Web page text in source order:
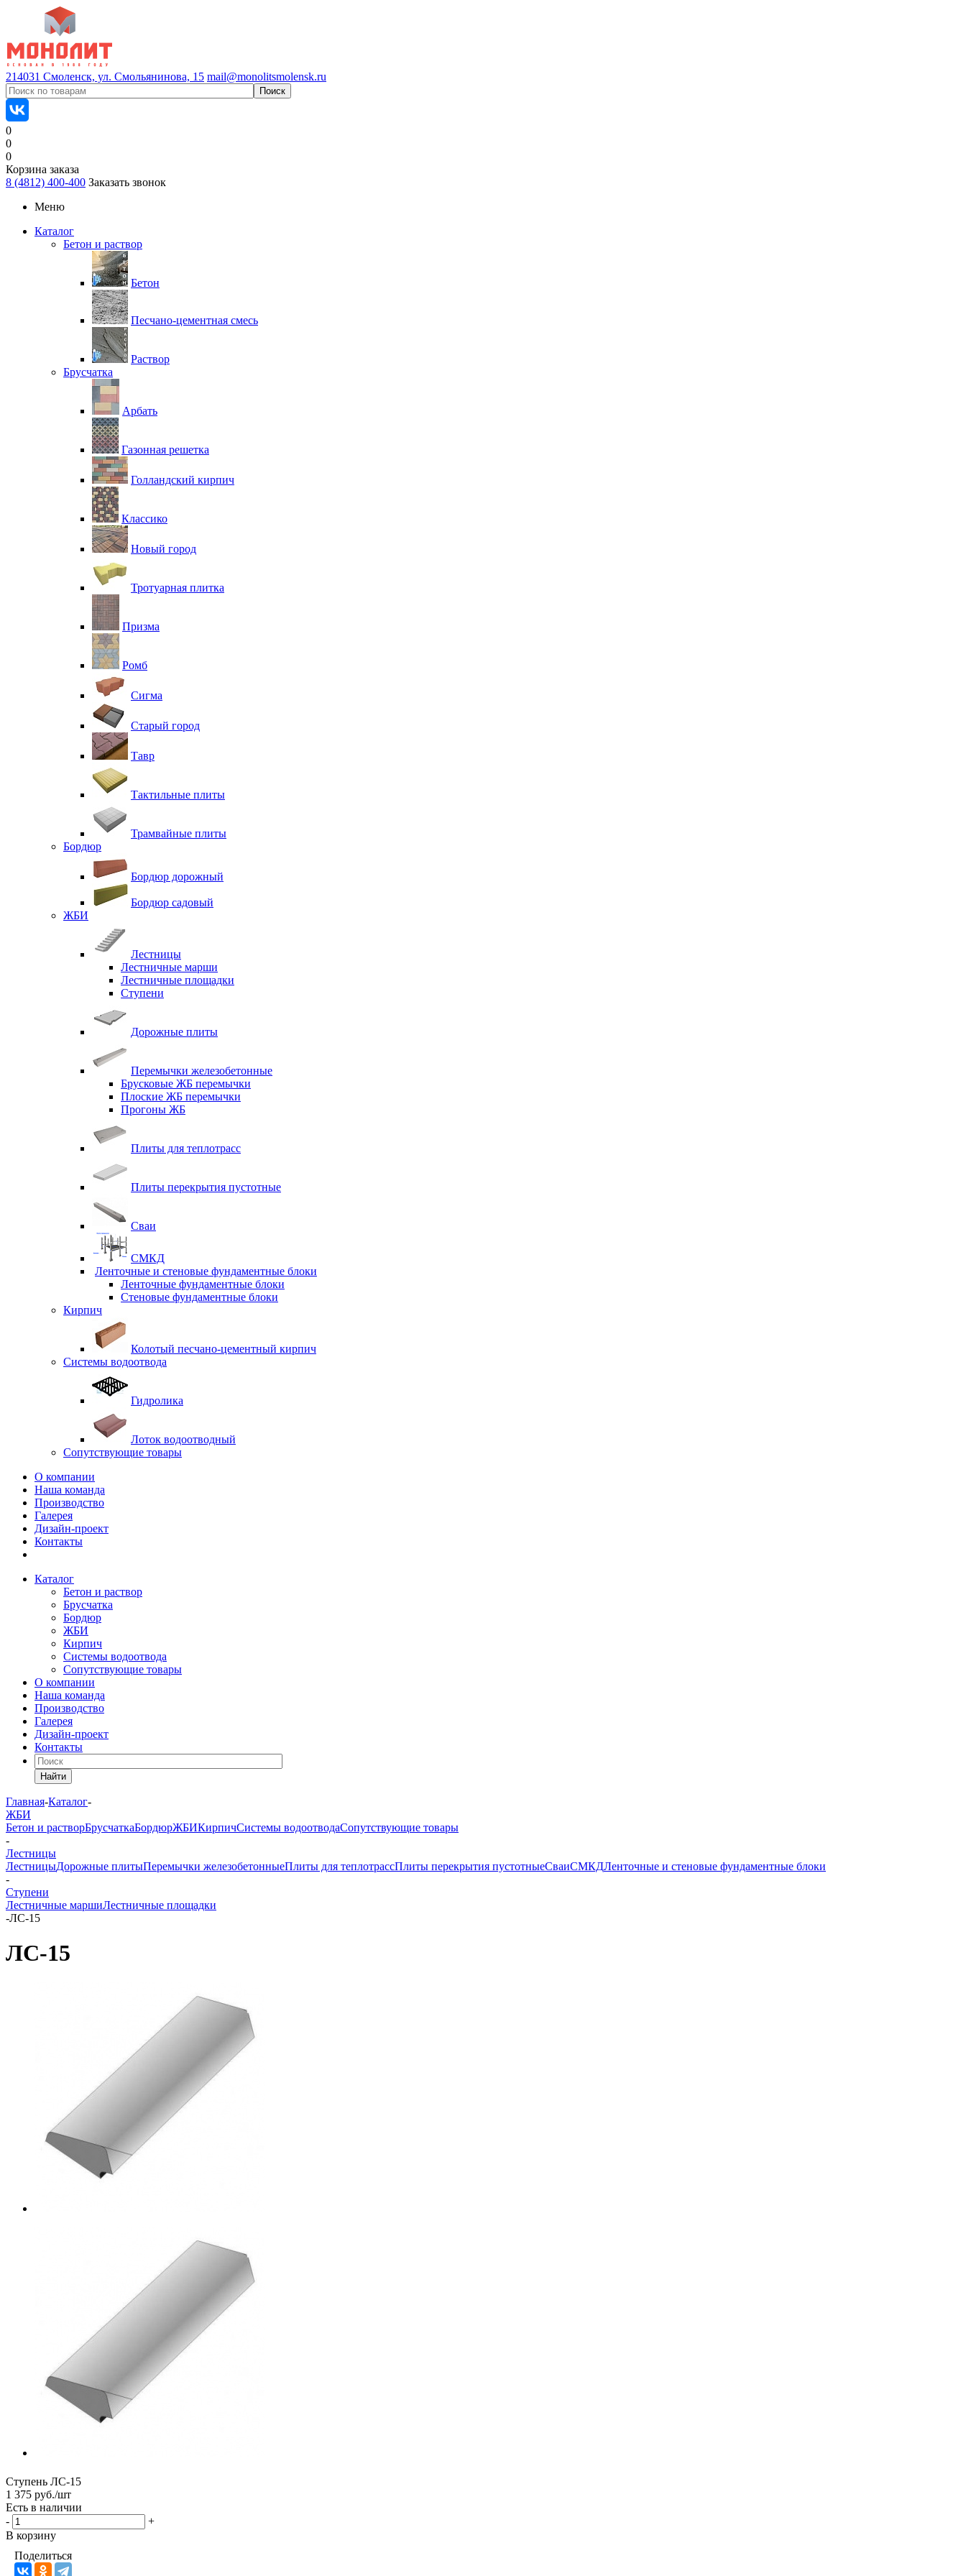
214031 Смоленск, ул. Смольянинова, 15 mail@monolitsmolensk.ru
0
0
0
Корзина заказа
8 (4812) 400-400 Заказать звонок
Меню
Каталог
Бетон и раствор
Бетон
Песчано-цементная смесь
Раствор
Брусчатка
Арбать
Газонная решетка
Голландский кирпич
Классико
Новый город
Тротуарная плитка
Призма
Ромб
Сигма
Старый город
Тавр
Тактильные плиты
Трамвайные плиты
Бордюр
Бордюр дорожный
Бордюр садовый
ЖБИ
Лестницы
Лестничные марши
Лестничные площадки
Ступени
Дорожные плиты
Перемычки железобетонные
Брусковые ЖБ перемычки
Плоские ЖБ перемычки
Прогоны ЖБ
Плиты для теплотрасс
Плиты перекрытия пустотные
Сваи
СМКД
Ленточные и стеновые фундаментные блоки
Ленточные фундаментные блоки
Стеновые фундаментные блоки
Кирпич
Колотый песчано-цементный кирпич
Системы водоотвода
Гидролика
Лоток водоотводный
Сопутствующие товары
О компании
Наша команда
Производство
Галерея
Дизайн-проект
Контакты
Каталог
Бетон и раствор
Брусчатка
Бордюр
ЖБИ
Кирпич
Системы водоотвода
Сопутствующие товары
О компании
Наша команда
Производство
Галерея
Дизайн-проект
Контакты
Найти
Главная-Каталог-
ЖБИ
Бетон и растворБрусчаткаБордюрЖБИКирпичСистемы водоотводаСопутствующие товары
-
Лестницы
ЛестницыДорожные плитыПеремычки железобетонныеПлиты для теплотрассПлиты перекрытия пустотныеСваиСМКДЛенточные и стеновые фундаментные блоки
-
Ступени
Лестничные маршиЛестничные площадки
-ЛС-15
ЛС-15
Ступень ЛС-15
1 375 руб./шт
Есть в наличии
-
+
В корзину
Поделиться